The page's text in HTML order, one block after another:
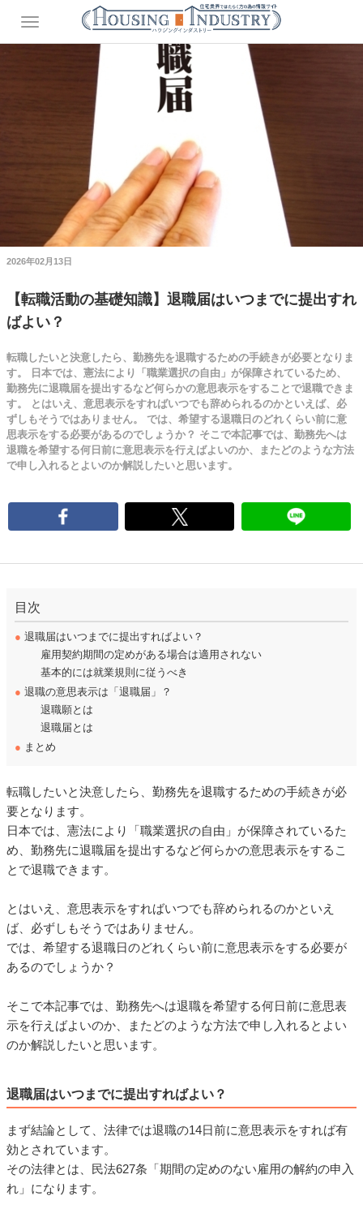
2026年02月13日
【転職活動の基礎知識】退職届はいつまでに提出すれ
ばよい？
転職したいと決意したら、勤務先を退職するための手続きが必要となりま
す。 日本では、憲法により「職業選択の自由」が保障されているため、
勤務先に退職届を提出するなど何らかの意思表示をすることで退職できま
す。 とはいえ、意思表示をすればいつでも辞められるのかといえば、必
ずしもそうではありません。 では、希望する退職日のどれくらい前に意
思表示をする必要があるのでしょうか？ そこで本記事では、勤務先へは
退職を希望する何日前に意思表示を行えばよいのか、またどのような方法
で申し入れるとよいのか解説したいと思います。
目次
● 退職届はいつまでに提出すればよい？
雇用契約期間の定めがある場合は適用されない
基本的には就業規則に従うべき
● 退職の意思表示は「退職届」？
退職願とは
退職届とは
● まとめ
転職したいと決意したら、勤務先を退職するための手続きが必
要となります。
日本では、憲法により「職業選択の自由」が保障されているた
め、勤務先に退職届を提出するなど何らかの意思表示をするこ
とで退職できます。
とはいえ、意思表示をすればいつでも辞められるのかといえ
ば、必ずしもそうではありません。
では、希望する退職日のどれくらい前に意思表示をする必要が
あるのでしょうか？
そこで本記事では、勤務先へは退職を希望する何日前に意思表
示を行えばよいのか、またどのような方法で申し入れるとよい
のか解説したいと思います。
退職届はいつまでに提出すればよい？
まず結論として、法律では退職の14日前に意思表示をすれば有
効とされています。
その法律とは、民法627条「期間の定めのない雇用の解約の申入
れ」になります。